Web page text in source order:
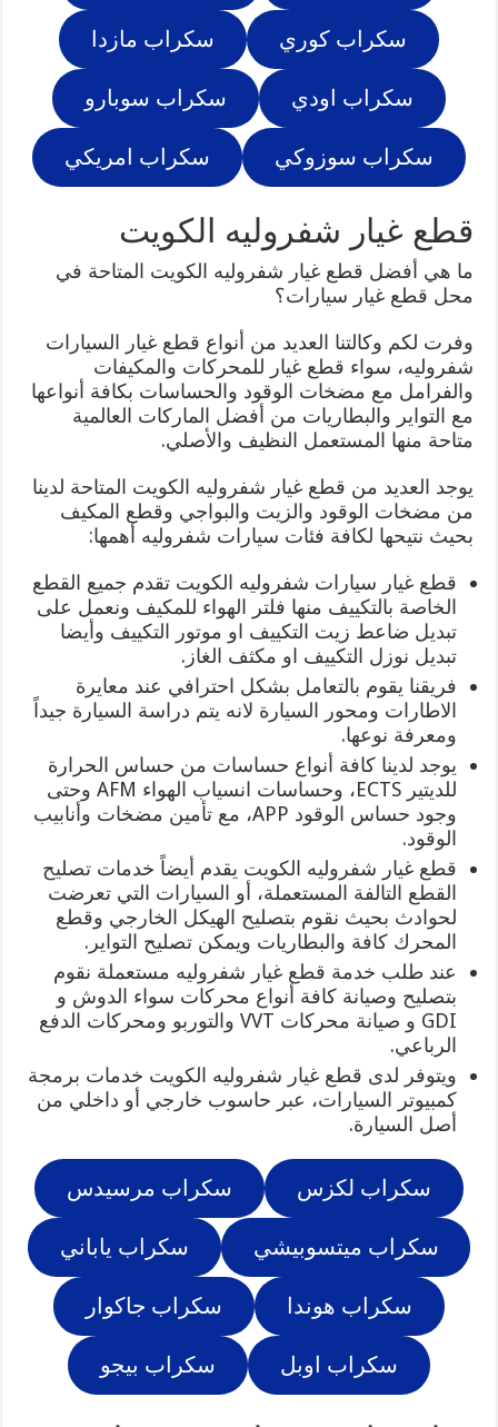
سكراب كوري سكراب مازدا
سكراب اودي سكراب سوبارو
سكراب سوزوكي سكراب امريكي
قطع غيار شفروليه الكويت
ما هي أفضل قطع غيار شفروليه الكويت المتاحة في
محل قطع غيار سيارات؟
وفرت لكم وكالتنا العديد من أنواع قطع غيار السيارات
شفروليه، سواء قطع غيار للمحركات والمكيفات
والفرامل مع مضخات الوقود والحساسات بكافة أنواعها
مع التواير والبطاريات من أفضل الماركات العالمية
متاحة منها المستعمل النظيف والأصلي.
يوجد العديد من قطع غيار شفروليه الكويت المتاحة لدينا
من مضخات الوقود والزيت والبواجي وقطع المكيف
بحيث نتيحها لكافة فئات سيارات شفروليه أهمها:
قطع غيار سيارات شفروليه الكويت تقدم جميع القطع
الخاصة بالتكييف منها فلتر الهواء للمكيف ونعمل على
تبديل ضاعط زيت التكييف او موتور التكييف وأيضا
تبديل نوزل التكييف او مكثف الغاز.
فريقنا يقوم بالتعامل بشكل احترافي عند معايرة
الاطارات ومحور السيارة لانه يتم دراسة السيارة جيداً
ومعرفة نوعها.
يوجد لدينا كافة أنواع حساسات من حساس الحرارة
للديتير ECTS، وحساسات انسياب الهواء AFM وحتى
وجود حساس الوقود APP، مع تأمين مضخات وأنابيب
الوقود.
قطع غيار شفروليه الكويت يقدم أيضاً خدمات تصليح
القطع التالفة المستعملة، أو السيارات التي تعرضت
لحوادث بحيث نقوم بتصليح الهيكل الخارجي وقطع
المحرك كافة والبطاريات ويمكن تصليح التواير.
عند طلب خدمة قطع غيار شفروليه مستعملة نقوم
بتصليح وصيانة كافة أنواع محركات سواء الدوش و
GDI و صيانة محركات VVT والتوربو ومحركات الدفع
الرباعي.
ويتوفر لدى قطع غيار شفروليه الكويت خدمات برمجة
كمبيوتر السيارات، عبر حاسوب خارجي أو داخلي من
أصل السيارة.
سكراب لكزس سكراب مرسيدس
سكراب ميتسوبيشي سكراب ياباني
سكراب هوندا سكراب جاكوار
سكراب اوبل سكراب بيجو